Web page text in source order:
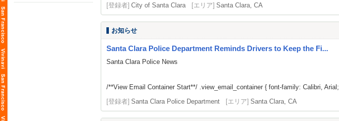
[登録者] City of Santa Clara [エリア] Santa Clara, CA
お知らせ
Santa Clara Police Department Reminds Drivers to Keep the Fi...
Santa Clara Police News
/**View Email Container Start**/ .view_email_container { font-family: Calibri,
[登録者] Santa Clara Police Department [エリア] Santa Clara, CA